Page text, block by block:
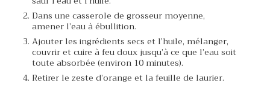
Dans une casserole de grosseur moyenne,
amener l’eau à ébullition.
Ajouter les ingrédients secs et l’huile, mélanger,
couvrir et cuire à feu doux jusqu’à ce que l’eau soit
toute absorbée (environ 10 minutes).
Retirer le zeste d’orange et la feuille de laurier.